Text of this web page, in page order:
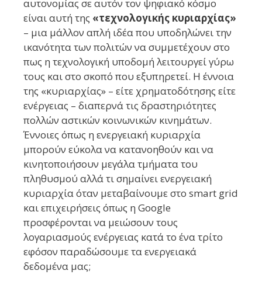
αυτονομίας σε αυτόν τον ψηφιακό κόσμο
είναι αυτή της «τεχνολογικής κυριαρχίας»
– μια μάλλον απλή ιδέα που υποδηλώνει την
ικανότητα των πολιτών να συμμετέχουν στο
πως η τεχνολογική υποδομή λειτουργεί γύρω
τους και στο σκοπό που εξυπηρετεί. Η έννοια
της «κυριαρχίας» – είτε χρηματοδότησης είτε
ενέργειας – διαπερνά τις δραστηριότητες
πολλών αστικών κοινωνικών κινημάτων.
Έννοιες όπως η ενεργειακή κυριαρχία
μπορούν εύκολα να κατανοηθούν και να
κινητοποιήσουν μεγάλα τμήματα του
πληθυσμού αλλά τι σημαίνει ενεργειακή
κυριαρχία όταν μεταβαίνουμε στο smart grid
και επιχειρήσεις όπως η Google
προσφέρονται να μειώσουν τους
λογαριασμούς ενέργειας κατά το ένα τρίτο
εφόσον παραδώσουμε τα ενεργειακά
δεδομένα μας;